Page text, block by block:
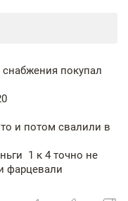
покупал
и потом свалили в
1 к 4 точно не
фарцевали